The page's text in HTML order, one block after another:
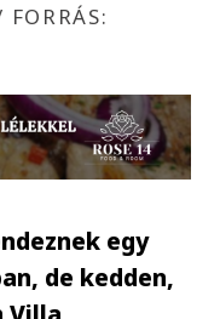
FORRÁS:
egy
de kedden,